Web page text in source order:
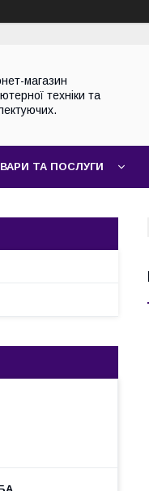
магазин
техніки та
ТА ПОСЛУГИ